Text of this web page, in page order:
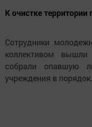
К очистке
Сотрудники
коллективом
собрали опавшую
учреждения в порядок.